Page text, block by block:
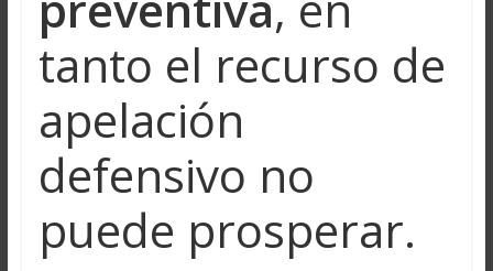
tanto el recurso de
apelación
defensivo no
puede prosperar.